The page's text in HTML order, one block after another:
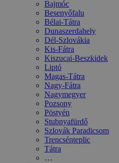
Bajmóc
Besenyőfalu
Bélai-Tátra
Dunaszerdahely
Dél-Szlovákia
Kis-Fátra
Kiszucai-Beszkidek
Liptó
Magas-Tátra
Nagy-Fátra
Nagymegyer
Pozsony
Pöstyén
Stubnyafürdő
Szlovák Paradicsom
Trencsénteplic
Tátra
…